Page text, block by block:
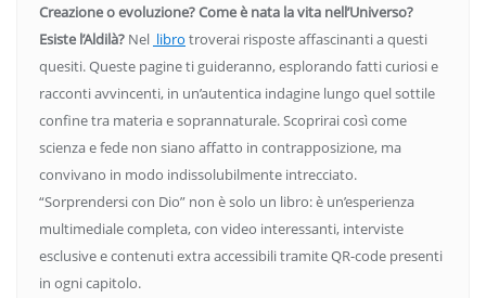
Creazione o evoluzione? Come è nata la vita nell’Universo?
Esiste l’Aldilà? Nel libro troverai risposte affascinanti a questi
quesiti. Queste pagine ti guideranno, esplorando fatti curiosi e
racconti avvincenti, in un’autentica indagine lungo quel sottile
confine tra materia e soprannaturale. Scoprirai così come
scienza e fede non siano affatto in contrapposizione, ma
convivano in modo indissolubilmente intrecciato.
“Sorprendersi con Dio” non è solo un libro: è un’esperienza
multimediale completa, con video interessanti, interviste
esclusive e contenuti extra accessibili tramite QR-code presenti
in ogni capitolo.